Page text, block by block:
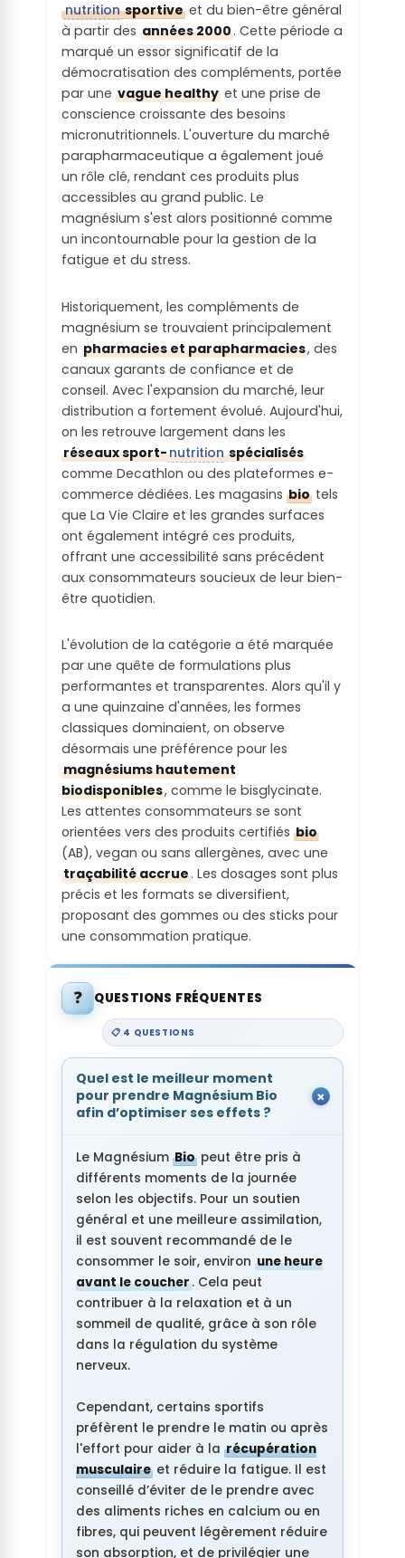
L'emballage est recyclé en France
produit fini :
Le produit fini est certifié durable via un
label environnemental public
nutritionsportive et du bien-être général
à partir desannées 2000. Cette période a
marqué un essor significatif de la
démocratisation des compléments, portée
par unevague healthy et une prise de
conscience croissante des besoins
micronutritionnels. L'ouverture du marché
parapharmaceutique a également joué
un rôle clé, rendant ces produits plus
accessibles au grand public. Le
magnésium s'est alors positionné comme
un incontournable pour la gestion de la
fatigue et du stress.
Historiquement, les compléments de
magnésium se trouvaient principalement
enpharmacies et parapharmacies, des
canaux garants de confiance et de
conseil. Avec l'expansion du marché, leur
distribution a fortement évolué. Aujourd'hui,
on les retrouve largement dans les
réseaux sport-nutritionspécialisés
comme Decathlon ou des plateformes e-
commerce dédiées. Les magasinsbio tels
que La Vie Claire et les grandes surfaces
ont également intégré ces produits,
offrant une accessibilité sans précédent
aux consommateurs soucieux de leur bien-
être quotidien.
L'évolution de la catégorie a été marquée
par une quête de formulations plus
performantes et transparentes. Alors qu'il y
a une quinzaine d'années, les formes
classiques dominaient, on observe
désormais une préférence pour les
magnésiums hautement
biodisponibles, comme le bisglycinate.
Les attentes consommateurs se sont
orientées vers des produits certifiésbio
(AB), vegan ou sans allergènes, avec une
traçabilité accrue. Les dosages sont plus
précis et les formats se diversifient,
proposant des gommes ou des sticks pour
une consommation pratique.
❓ QUESTIONS FRÉQUENTES
📋 4 QUESTIONS
Quel est le meilleur moment
pour prendre Magnésium Bio
afin d’optimiser ses effets ?
Le MagnésiumBio peut être pris à
différents moments de la journée
selon les objectifs. Pour un soutien
général et une meilleure assimilation,
il est souvent recommandé de le
consommer le soir, environune heure
avant le coucher. Cela peut
contribuer à la relaxation et à un
sommeil de qualité, grâce à son rôle
dans la régulation du système
nerveux.
Cependant, certains sportifs
préfèrent le prendre le matin ou après
l'effort pour aider à larécupération
musculaire et réduire la fatigue. Il est
conseillé d’éviter de le prendre avec
des aliments riches en calcium ou en
fibres, qui peuvent légèrement réduire
son absorption, et de privilégier une